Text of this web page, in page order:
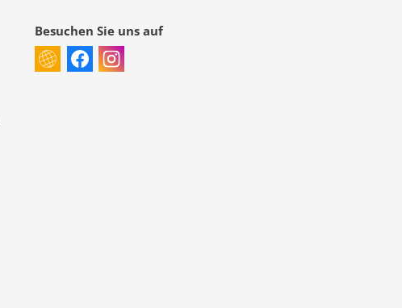
Besuchen Sie uns auf